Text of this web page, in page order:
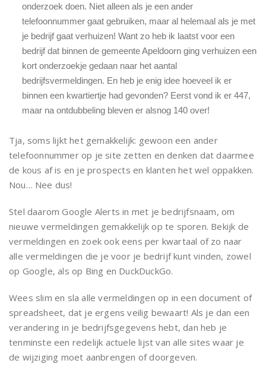
onderzoek doen. Niet alleen als je een ander
telefoonnummer gaat gebruiken, maar al helemaal als je met
je bedrijf gaat verhuizen! Want zo heb ik laatst voor een
bedrijf dat binnen de gemeente Apeldoorn ging verhuizen een
kort onderzoekje gedaan naar het aantal
bedrijfsvermeldingen. En heb je enig idee hoeveel ik er
binnen een kwartiertje had gevonden? Eerst vond ik er 447,
maar na ontdubbeling bleven er alsnog 140 over!
Tja, soms lijkt het gemakkelijk: gewoon een ander
telefoonnummer op je site zetten en denken dat daarmee
de kous af is en je prospects en klanten het wel oppakken.
Nou… Nee dus!
Stel daarom Google Alerts in met je bedrijfsnaam, om
nieuwe vermeldingen gemakkelijk op te sporen. Bekijk de
vermeldingen en zoek ook eens per kwartaal of zo naar
alle vermeldingen die je voor je bedrijf kunt vinden, zowel
op Google, als op Bing en DuckDuckGo.
Wees slim en sla alle vermeldingen op in een document of
spreadsheet, dat je ergens veilig bewaart! Als je dan een
verandering in je bedrijfsgegevens hebt, dan heb je
tenminste een redelijk actuele lijst van alle sites waar je
de wijziging moet aanbrengen of doorgeven.